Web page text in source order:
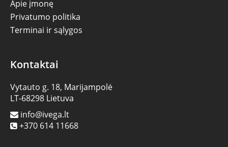
Apie įmonę
Privatumo politika
Terminai ir sąlygos
Kontaktai
Vytauto g. 18, Marijampolė
LT-68298 Lietuva
info@ivega.lt
+370 614 11668